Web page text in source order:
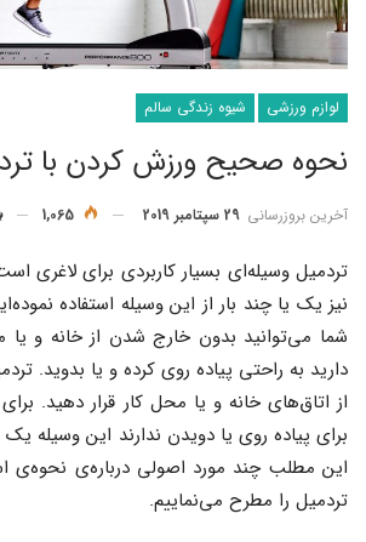
لوازم ورزشی شیوه زندگی سالم
نحوه صحیح ورزش کردن با
آخرین بروزرسانی 29 سپتامبر 2019 1,065
تردمیل وسیله‌ای بسیار کاربردی برای لاغری
نیز یک یا چند بار از این وسیله استفاده
شما می‌توانید بدون خارج شدن از خانه و یا
دارید به راحتی پیاده روی کرده و یا بدوید.
از اتاق‌های خانه و یا محل کار قرار دهید.
برای پیاده روی یا دویدن ندارند این وسیله
این مطلب چند مورد اصولی درباره‌ی نحوه‌ی
تردمیل را مطرح می‌نماییم.